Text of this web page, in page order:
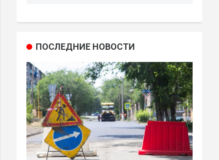
ПОСЛЕДНИЕ НОВОСТИ